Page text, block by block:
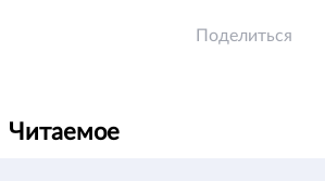
Поделиться
Читаемое